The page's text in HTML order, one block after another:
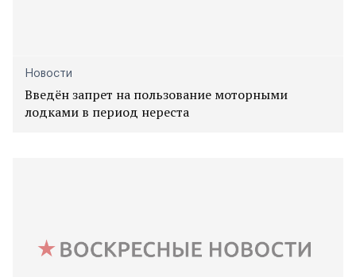
Новости
Введён запрет на пользование моторными
лодками в период нереста